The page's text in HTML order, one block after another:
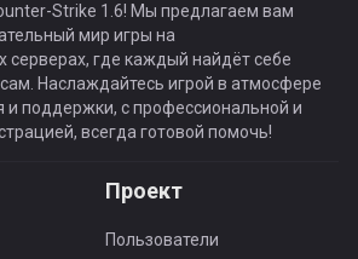
Strike 1.6! Мы предлагаем вам
мир игры на
серверах, где каждый найдёт себе
Наслаждайтесь игрой в атмосфере
и поддержки, с профессиональной и
всегда готовой помочь!
Проект
Пользователи